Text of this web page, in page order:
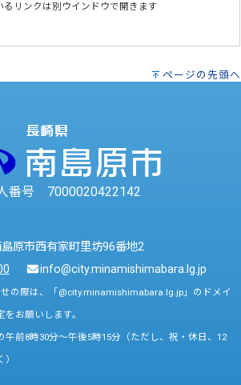
るリンクは別ウインドウで開きます
ページの先頭へ
番号 7000020422142
原市西有家町里坊96番地2
info@city.minamishimabara.lg.jp
の際は、「@city.minamishimabara.lg.jp」のドメイ
お願いします。
午前8時30分～午後5時15分（ただし、祝・休日、12